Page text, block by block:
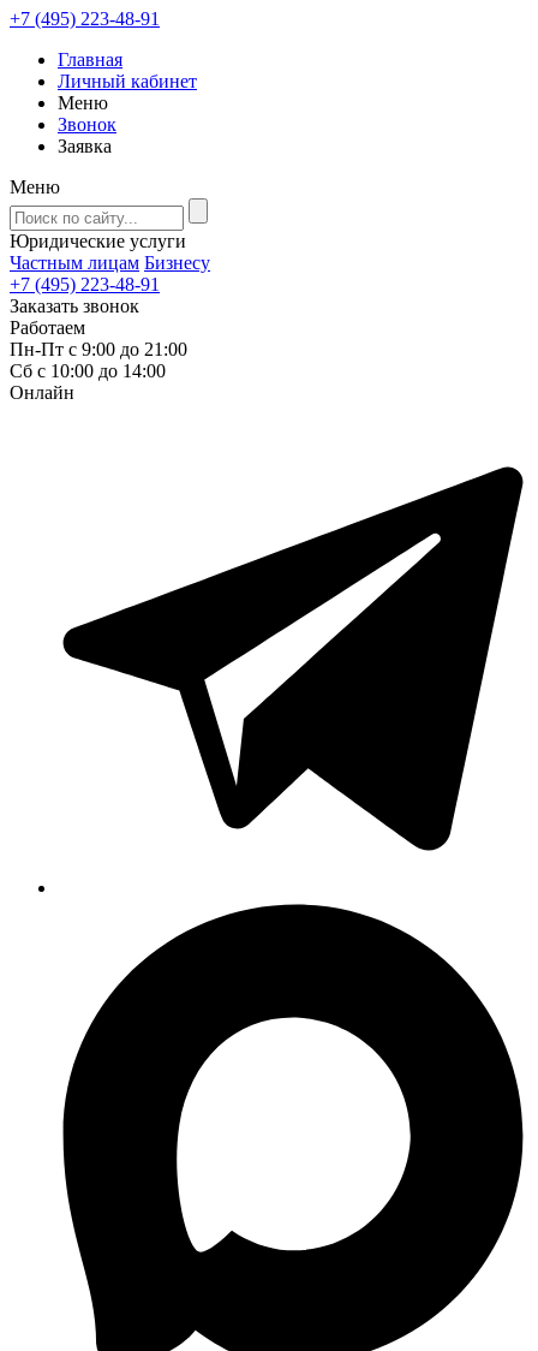
+7 (495) 223-48-91
Главная
Личный кабинет
Меню
Звонок
Заявка
Меню
Юридические услуги
Частным лицам Бизнесу
+7 (495) 223-48-91
Заказать звонок
Работаем
Пн-Пт с 9:00 до 21:00
Сб с 10:00 до 14:00
Онлайн